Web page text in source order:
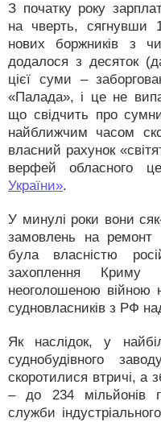
З початку року
на чверть, сягнувши
нових боржників з
додалося з десяток
цієї суми –
«Палада», і це не
що свідчить про
найближчим часом
власний рахунок
верфей обласного
України».
У минулі роки вони
замовлень на ремонт
була власністю
захоплення Криму
неоголошеною війною
судновласників з РФ
Як наслідок, у
суднобудівного
скоротилися втричі, а
– до 234 мільйонів
служби